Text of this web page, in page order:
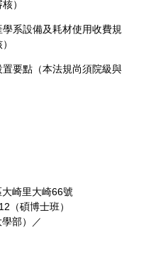
）
系設備及耗材使用收費規
要點（本法規尚須院級與
崎里大崎66號
（碩博士班）
部）／